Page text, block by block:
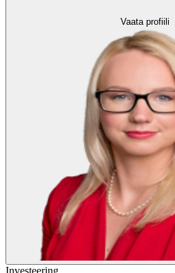
Vaata profiili
Investeering